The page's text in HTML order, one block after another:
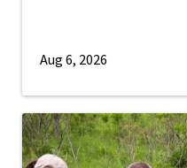
Aug 6, 2026